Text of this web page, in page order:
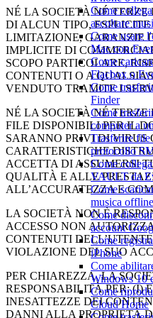
Come
ascoltare
Come usare
Mac con
Come
Flacbox o
Come
Finder
Come
computer a
Trasferire file
protocollo
Come
VAULT da
Come
musica
Come
account
Come
iPhone
Come
Windows 10
Come
Cloud Home
NÉ LA SOCIETÀ NÉ
DI ALCUN TIPO,
LIMITAZIONE, GARANZIE
IMPLICITE DI
SCOPO PARTICOLARE,
CONTENUTI O A
VENDUTO TRAMITE I
NÉ LA SOCIETÀ NÉ
FILE DISPONIBILI PER IL
SARANNO PRIVI DI
CARATTERISTICHE
ACCETTA DI ASSUMERSI
QUALITÀ E ALLE
ALL’ACCURATEZZA E
LA SOCIETÀ NON È
ACCESSO NON
CONTENUTI
VIOLAZIONE DEL SUO
PER CHIAREZZA, LA
RESPONSABILITÀ PER: (I)
INESATTEZZE DEI
DANNI ALLA PROPRIETÀ